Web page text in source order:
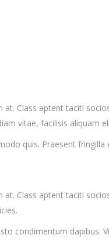
Class aptent taciti
vitae, facilisis aliquam
quis. Praesent
Class aptent taciti
condimentum dapibus.